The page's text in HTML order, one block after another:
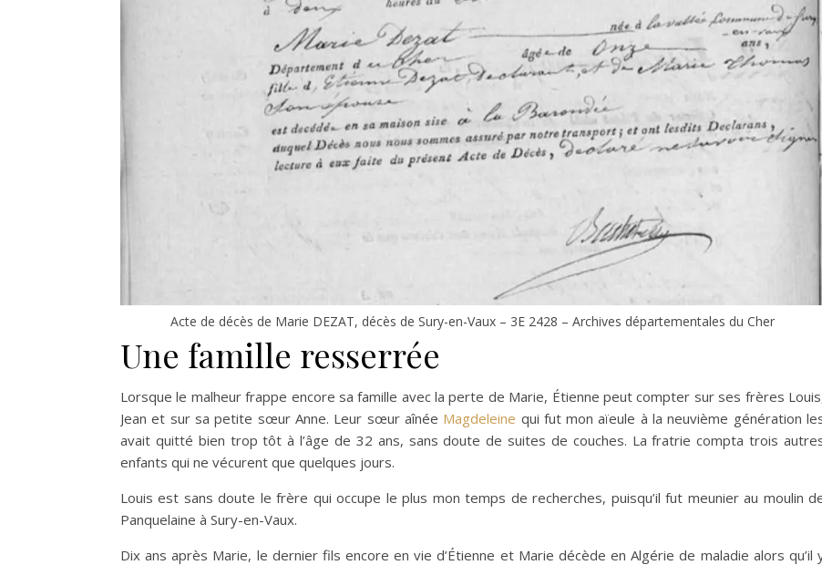
Acte de décès de Marie DEZAT, décès de Sury-en-Vaux – 3E 2428 – Archives départementales du Cher
Une famille resserrée
Lorsque le malheur frappe encore sa famille avec la perte de Marie, Étienne peut compter sur ses frères
Jean et sur sa petite sœur Anne. Leur sœur aînée Magdeleine qui fut mon aïeule à la neuvième génération
avait quitté bien trop tôt à l’âge de 32 ans, sans doute de suites de couches. La fratrie compta trois
enfants qui ne vécurent que quelques jours.
Louis est sans doute le frère qui occupe le plus mon temps de recherches, puisqu’il fut meunier au moulin
Panquelaine à Sury-en-Vaux.
Dix ans après Marie, le dernier fils encore en vie d’Étienne et Marie décède en Algérie de maladie alors qu’il